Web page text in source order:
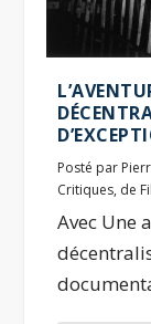
Posté par
Critiques, de
Avec Une